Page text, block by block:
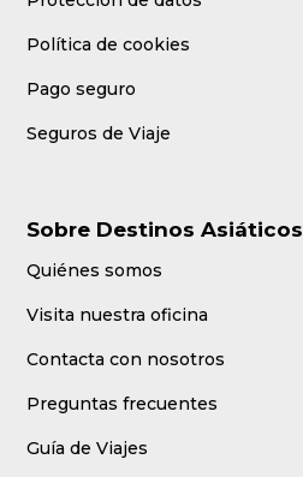
Política de cookies
Pago seguro
Seguros de Viaje
Sobre Destinos Asiáticos
Quiénes somos
Visita nuestra oficina
Contacta con nosotros
Preguntas frecuentes
Guía de Viajes